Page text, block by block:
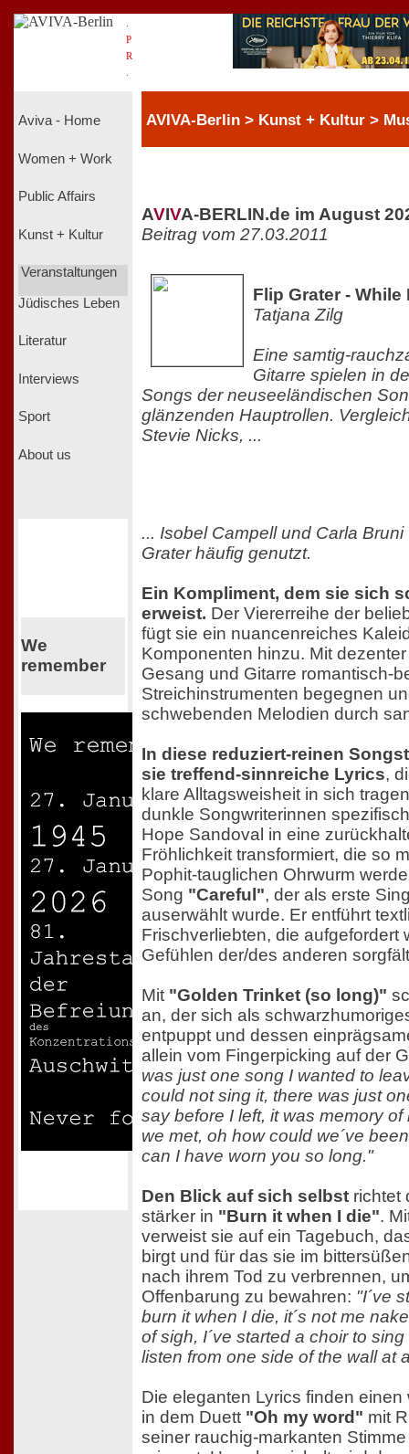
P
R
Aviva - Home
Women + Work
Public Affairs
Kunst + Kultur
Veranstaltungen
Jüdisches Leben
Literatur
Interviews
Sport
About us
We
remember
AVIVA-Berlin > Kunst + Kultur >
AVIVA-BERLIN.de im August
Beitrag vom 27.03.2011
Flip Grater - While
Tatjana Zilg
Eine samtig-
Gitarre spielen in
Songs der neuseeländischen
glänzenden Hauptrollen.
Stevie Nicks, ...
... Isobel Campell und Carla
Grater häufig genutzt.
Ein Kompliment, dem sie sich
erweist. Der Viererreihe der
fügt sie ein nuancenreiches
Komponenten hinzu. Mit
Gesang und Gitarre romantisch-
Streichinstrumenten begegnen
schwebenden Melodien durch
In diese reduziert-reinen
sie treffend-sinnreiche Lyrics,
klare Alltagsweisheit in sich
dunkle Songwriterinnen
Hope Sandoval in eine
Fröhlichkeit transformiert, die so
Pophit-tauglichen Ohrwurm
Song "Careful", der als erste
auserwählt wurde. Er entführt
Frischverliebten, die aufgefordert
Gefühlen der/des anderen
Mit "Golden Trinket (so long)"
an, der sich als
entpuppt und dessen
allein vom Fingerpicking auf der
was just one song I wanted to
could not sing it, there was just
say before I left, it was memory
we met, oh how could we´ve
can I have worn you so long."
Den Blick auf sich selbst richtet
stärker in "Burn it when I die".
verweist sie auf ein Tagebuch,
birgt und für das sie im
nach ihrem Tod zu verbrennen,
Offenbarung zu bewahren: "I´ve
burn it when I die, it´s not me
of sigh, I´ve started a choir to
listen from one side of the wall at
Die eleganten Lyrics finden
in dem Duett "Oh my word" mit
seiner rauchig-markanten